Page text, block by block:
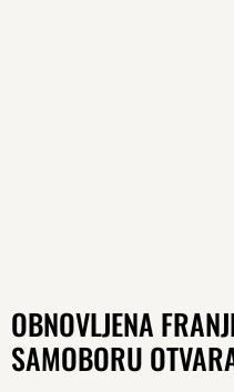
OBNOVLJENA
SAMOBORU